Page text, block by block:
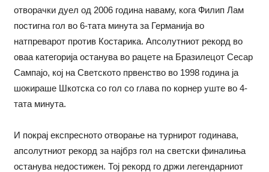
отворачки дуел од 2006 година наваму, кога Филип Лам
постигна гол во 6-тата минута за Германија во
натпреварот против Костарика. Апсолутниот рекорд во
оваа категорија останува во рацете на Бразилецот Сесар
Сампајо, кој на Светското првенство во 1998 година ја
шокираше Шкотска со гол со глава по корнер уште во 4-
тата минута.
И покрај експресното отворање на турнирот годинава,
апсолутниот рекорд за најбрз гол на светски финалиња
останува недостижен. Тој рекорд го држи легендарниот